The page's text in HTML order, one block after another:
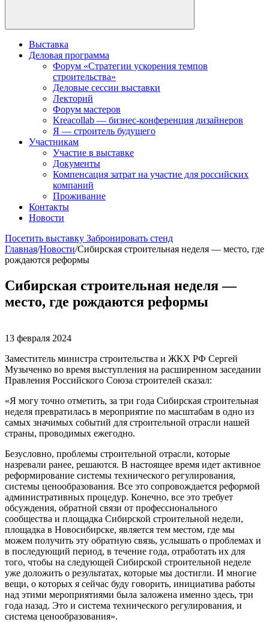
Выставка
Деловая программа
Форум «Стратегии ускорения темпов
строительства»
Деловые сессии выставки
Лекторий
Форум мастеров
Kreacollab — бизнес-конференция дизайнеров
Я — строитель будущего
Участникам
Участие в выставке
Документы
Компенсация затрат на участие для российских
компаний
Проживание
Контакты
Новости
Посетить выставку Забронировать стенд
Главная/Новости/Сибирская строительная неделя — место, где
рождаются реформы
Сибирская строительная неделя —
место, где рождаются реформы
13 февраля 2024
Заместитель министра строительства и ЖКХ РФ Сергей
Музыченко во время выступления на расширенном заседании
Правления Российского Союза строителей сказал:
«Я могу точно отметить, за три года Сибирская строительная
неделя превратилась в мероприятие по масштабам в одно из
самых значимых событий для строительной отрасли нашей
страны, проводимых ежегодно.
Безусловно, проблемы строительной отрасли, которые
назревали ранее, решаются. В настоящее время идет активное
реформирование системы технического регулирования,
системы ценообразования. Все это сопровождается реформой
административных процедур. Конечно, все это требует
обсуждения, обратной связи от профессионального
сообщества и площадка Сибирской строительной недели,
площадка в Новосибирске, является тем местом, где мы
можем получить эту обратную связь, услышать о проблемах и
в последующий период, в течение года, отработать их для
того, чтобы на следующей Сибирской строительной неделе
уже доложить о результатах, которые мы достигли. И многие
вещи, о которых я сейчас буду говорить, инициатива работы
над этими мероприятиями была заложена именно здесь, три
года назад. Это и система технического регулирования, и
система ценообразования».